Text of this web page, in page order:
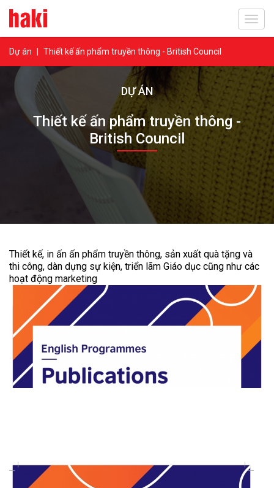
Dự án
Thiết kế ấn phẩm truyền thông - British Council
DỰ ÁN
Thiết kế ấn phẩm truyền thông -
British Council
Thiết kế, in ấn ấn phẩm truyền thông, sản xuất quà tặng và
thi công, dàn dựng sự kiện, triển lãm Giáo dục cũng như các
hoạt động marketing